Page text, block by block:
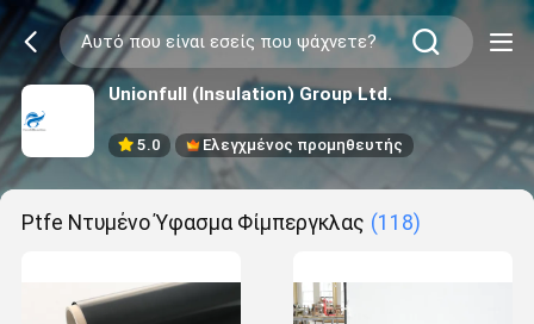
Unionfull (Insulation) Group Ltd.
5.0 Ελεγχμένος προμηθευτής
Ptfe Ντυμένο Ύφασμα Φίμπεργκλας (118)